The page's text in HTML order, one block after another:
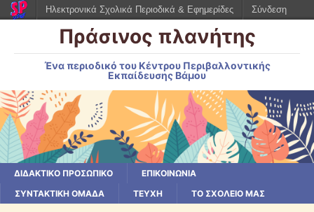
Πράσινος πλανήτης
Ένα περιοδικό του Κέντρου Περιβαλλοντικής
Εκπαίδευσης Βάμου
ΔΙΔΑΚΤΙΚΟ ΠΡΟΣΩΠΙΚΟ
ΕΠΙΚΟΙΝΩΝΙΑ
ΣΥΝΤΑΚΤΙΚΗ ΟΜΑΔΑ
ΤΕΥΧΗ ΤΟ ΣΧΟΛΕΙΟ ΜΑΣ
Ηλεκτρονικά Σχολικά Περιοδικά & Εφημερίδες Σύνδεση